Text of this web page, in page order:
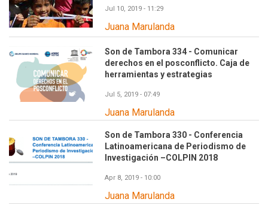
Jul 10, 2019 - 11:29
Juana Marulanda
Son de Tambora 334 - Comunicar
derechos en el posconflicto. Caja de
herramientas y estrategias
Jul 5, 2019 - 07:49
Juana Marulanda
Son de Tambora 330 - Conferencia
Latinoamericana de Periodismo de
Investigación –COLPIN 2018
Apr 8, 2019 - 10:00
Juana Marulanda